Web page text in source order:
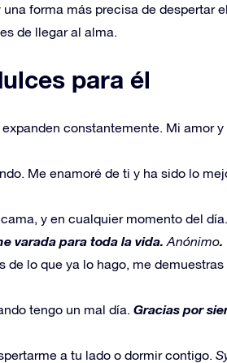
forma más precisa de despertar
de llegar al alma.
para él
constantemente. Mi amor y
Me enamoré de ti y ha sido lo
y en cualquier momento del
varada para toda la vida. Anónimo.
lo que ya lo hago, me
tengo un mal día. Gracias por
a tu lado o dormir contigo.